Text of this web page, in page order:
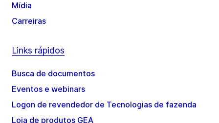
Mídia
Carreiras
Links rápidos
Busca de documentos
Eventos e webinars
Logon de revendedor de Tecnologias de fazenda
Loja de produtos GEA